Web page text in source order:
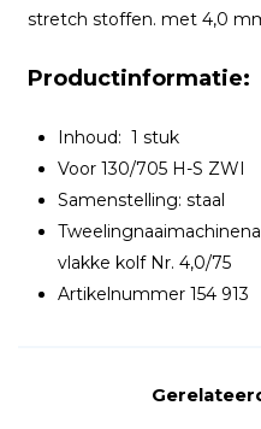
stretch stoffen. met 4,0
Productinformatie:
Inhoud: 1 stuk
Voor 130/705 H-S ZWI
Samenstelling: staal
vlakke kolf Nr. 4,0/75
Artikelnummer 154 913